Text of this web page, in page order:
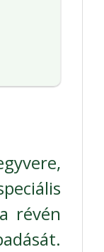
révén